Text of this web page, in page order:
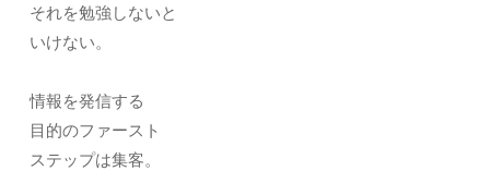
それを勉強しないと
いけない。
情報を発信する
目的のファースト
ステップは集客。